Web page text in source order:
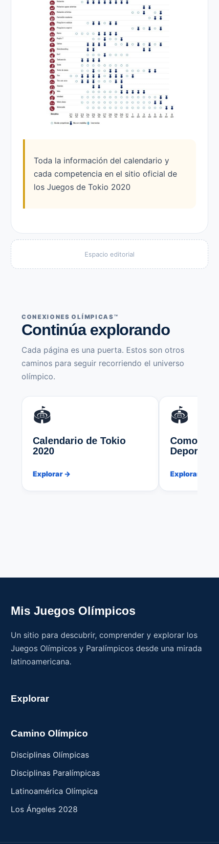
Toda la información del calendario y
cada competencia en el sitio oficial de
los Juegos de Tokio 2020
Espacio editorial
CONEXIONES OLÍMPICAS™
Continúa explorando
Cada página es una puerta. Estos son otros
caminos para seguir recorriendo el universo
olímpico.
🏟️
Calendario de Tokio
2020
Explorar →
🏟️
Como si
Explorar →
Mis Juegos Olímpicos
Un sitio para descubrir, comprender y explorar los
Juegos Olímpicos y Paralímpicos desde una mirada
latinoamericana.
Explorar
Camino Olímpico
Disciplinas Olímpicas
Disciplinas Paralímpicas
Latinoamérica Olímpica
Los Ángeles 2028